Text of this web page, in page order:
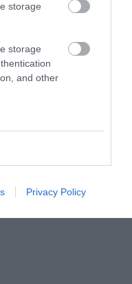
storage
storage
and other
Privacy Policy